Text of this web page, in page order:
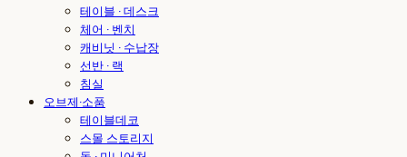
테이블 · 데스크
체어 · 벤치
캐비닛 · 수납장
선반 · 랙
침실
오브제·소품
테이블데코
스몰 스토리지